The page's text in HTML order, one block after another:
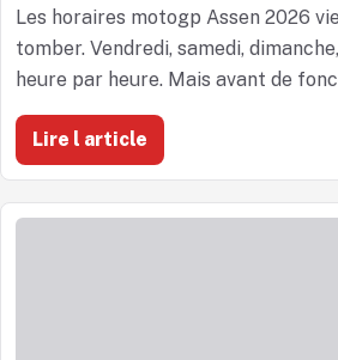
Les horaires motogp Assen 2026
tomber. Vendredi, samedi,
heure par heure. Mais avant de
Lire l article